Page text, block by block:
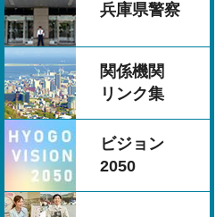
兵庫県警察
関係機関
リンク集
ビジョン
2050